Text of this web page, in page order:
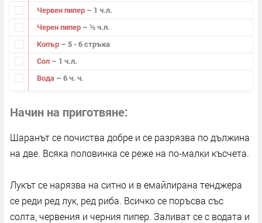
Червен пипер – 1 ч.л.
Черен пипер – ½ ч.л.
Копър – 5 - 6 стръка
Сол – 1 ч.л.
Вода – 6 ч. ч.
Начин на приготвяне
Шаранът се почиства добре и се разрязва по дължина
на две. Всяка половинка се реже на по-малки късчета.
Лукът се нарязва на ситно и в емайлирана тенджера
се реди ред лук, ред риба. Всичко се поръсва със
солта, червения и черния пипер. Заливат се с водата и